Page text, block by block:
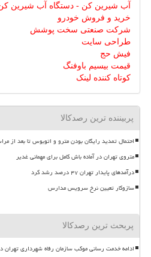
آب شیرین کن - دستگاه آب شیرین
خرید و فروش خودرو
شرکت صنعتی سخت پوشش
طراحی سایت
فیش حج
قیمت بیسیم باوفنگ
کوتاه کننده لینک
پربیننده ترین رصدکالا
احتمال تمدید رایگان بودن مترو و اتوبوس تا بعد از
متروی تهران در آماده باش کامل برای مهمانی غدیر
درآمدهای پایدار تهران ۴۷ درصد رشد کرد
سازوکار تعیین نرخ سرویس مدارس
پربحث ترین رصدکالا
ادامه خدمت رسانی موکب سازمان رفاه شهرداری تهران